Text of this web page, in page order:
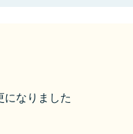
なりました